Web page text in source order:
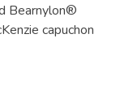
Bearnylon®
capuchon